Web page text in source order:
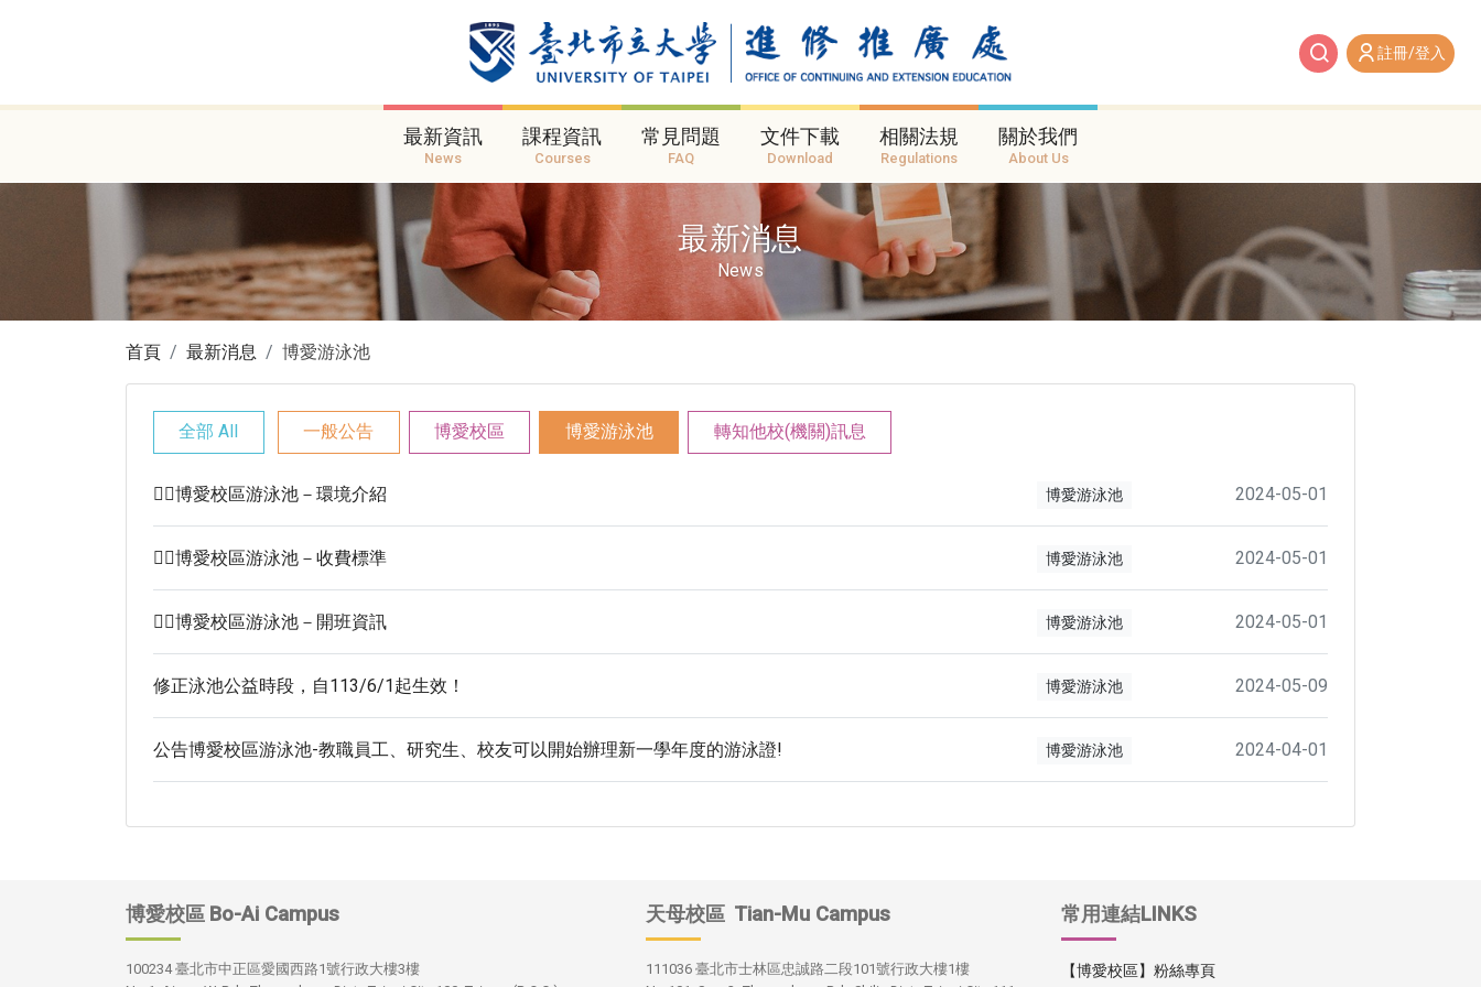
註冊/登入
最新資訊
News
課程資訊
Courses
常見問題
FAQ
文件下載
Download
相關法規
Regulations
關於我們
About Us
最新消息
News
首頁 最新消息 博愛游泳池
全部 All 一般公告 博愛校區 博愛游泳池 轉知他校(機關)訊息
🏊🏻博愛校區游泳池－環境介紹 博愛游泳池 2024-05-01
🏊🏻博愛校區游泳池－收費標準 博愛游泳池 2024-05-01
🏊🏻博愛校區游泳池－開班資訊 博愛游泳池 2024-05-01
修正泳池公益時段，自113/6/1起生效！ 博愛游泳池 2024-05-09
公告博愛校區游泳池-教職員工、研究生、校友可以開始辦理新一學年度的游泳證! 博愛游泳池 2024-04-01
博愛校區 Bo-Ai Campus
100234 臺北市中正區愛國西路1號行政大樓3樓
天母校區 Tian-Mu Campus
111036 臺北市士林區忠誠路二段101號行政大樓1樓
常用連結LINKS
【博愛校區】粉絲專頁